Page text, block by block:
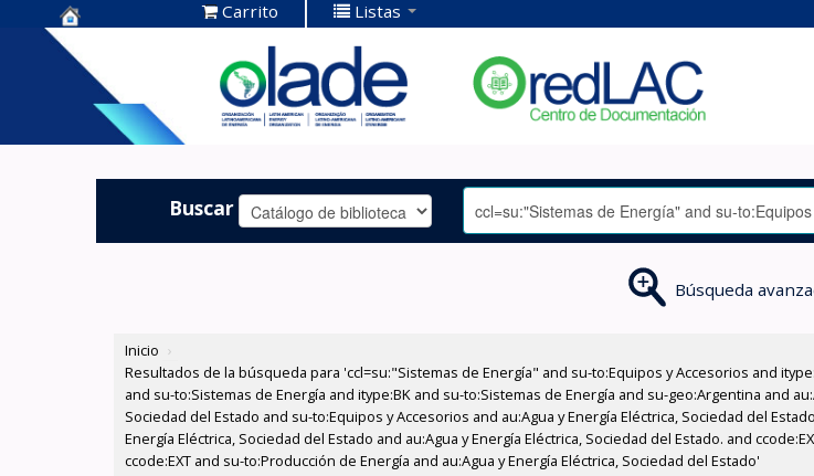
Centro de
Documentación
OLADE -
Carrito Listas
Buscar
Búsqueda
Inicio ›
Resultados de la búsqueda para 'ccl=su:"Sistemas de Energía" and su-to:Equipos y Accesorios and
and su-to:Sistemas de Energía and itype:BK and su-to:Sistemas de Energía and su-geo:Argentina and
Sociedad del Estado and su-to:Equipos y Accesorios and au:Agua y Energía Eléctrica, Sociedad del
Energía Eléctrica, Sociedad del Estado and au:Agua y Energía Eléctrica, Sociedad del Estado. and
ccode:EXT and su-to:Producción de Energía and au:Agua y Energía Eléctrica, Sociedad del Estado'